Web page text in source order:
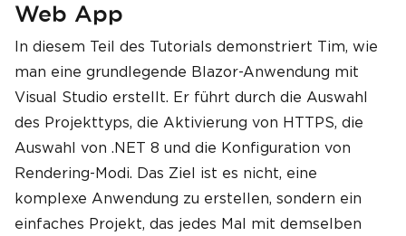
Web App
In diesem Teil des Tutorials demonstriert Tim, wie
man eine grundlegende Blazor-Anwendung mit
Visual Studio erstellt. Er führt durch die Auswahl
des Projekttyps, die Aktivierung von HTTPS, die
Auswahl von .NET 8 und die Konfiguration von
Rendering-Modi. Das Ziel ist es nicht, eine
komplexe Anwendung zu erstellen, sondern ein
einfaches Projekt, das jedes Mal mit demselben